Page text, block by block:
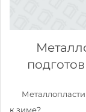
к зиме?